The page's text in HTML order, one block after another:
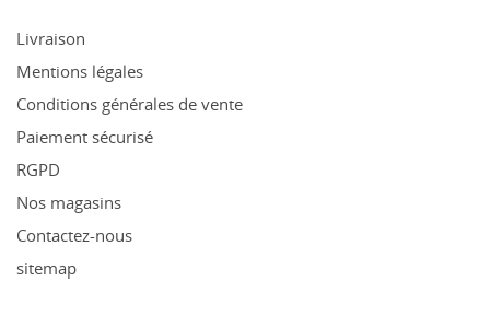
Livraison
Mentions légales
Conditions générales de vente
Paiement sécurisé
RGPD
Nos magasins
Contactez-nous
sitemap